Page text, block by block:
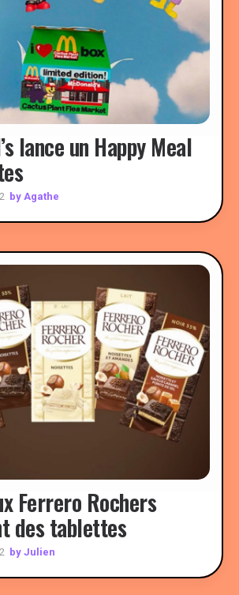
lance un Happy Meal
by Agathe
Ferrero Rochers
des tablettes
by Julien